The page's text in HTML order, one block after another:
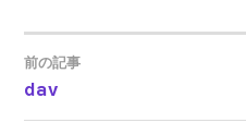
投
前の記事
dav